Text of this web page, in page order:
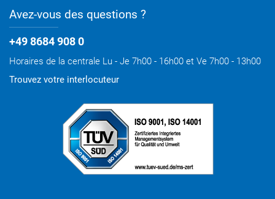
Avez-vous des questions ?
+49 8684 908 0
Horaires de la centrale Lu - Je 7h00 - 16h00 et Ve 7h00 - 13h00
Trouvez votre interlocuteur